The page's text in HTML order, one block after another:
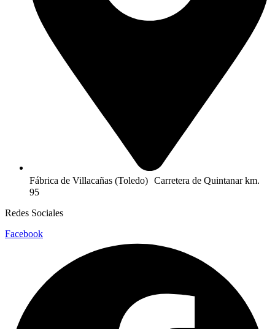
Fábrica de Villacañas (Toledo) Carretera de Quintanar km.
95
Redes Sociales
Facebook